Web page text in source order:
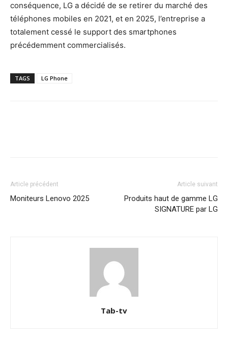
conséquence, LG a décidé de se retirer du marché des
téléphones mobiles en 2021, et en 2025, l’entreprise a
totalement cessé le support des smartphones
précédemment commercialisés.
TAGS LG Phone
Article précédent
Moniteurs Lenovo 2025
Article suivant
Produits haut de gamme LG
SIGNATURE par LG
Tab-tv